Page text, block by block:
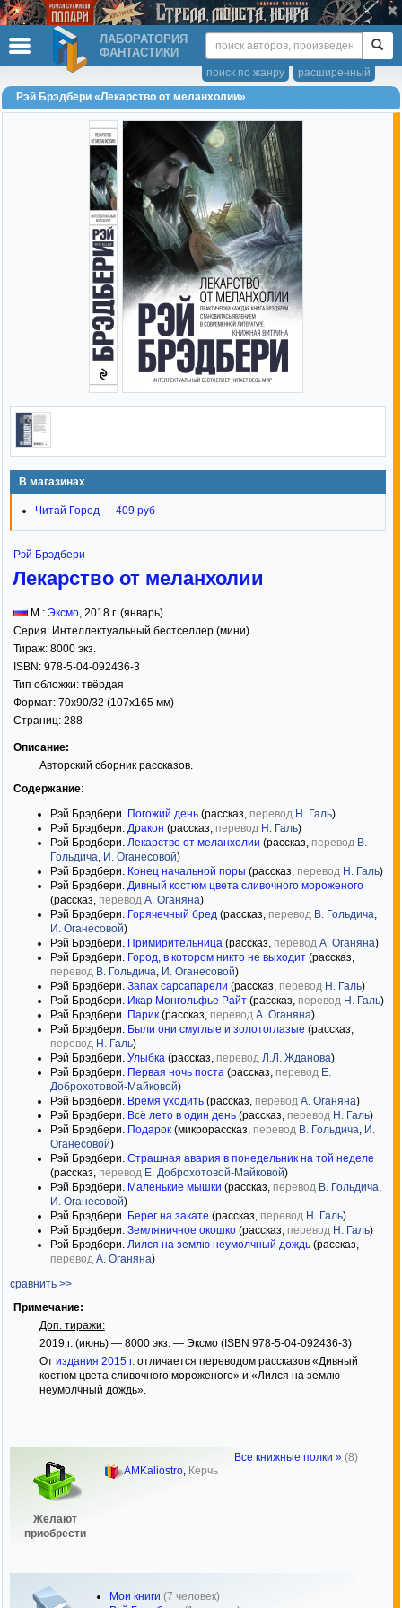
ЛАБОРАТОРИЯ
ФАНТАСТИКИ
расширенный
поиск по жанру
Рэй Брэдбери «Лекарство от меланхолии»
В магазинах
Читай Город — 409 руб
Рэй Брэдбери
Лекарство от меланхолии
М.: Эксмо 2018 г. (январь)
Серия: Интеллектуальный бестселлер (мини)
Тираж: 8000 экз.
ISBN: 978-5-04-092436-3
Тип обложки: твёрдая
Формат: 70x90/32 (107x165 мм)
Страниц: 288
Описание:
Авторский сборник рассказов.
Содержание:
Рэй Брэдбери. Погожий день (рассказ, перевод Н. Галь)
Рэй Брэдбери. Дракон (рассказ, перевод Н. Галь)
Рэй Брэдбери. Лекарство от меланхолии (рассказ, перевод В.
Гольдича И. Оганесовой)
Рэй Брэдбери. Конец начальной поры (рассказ, перевод Н. Галь)
Рэй Брэдбери. Дивный костюм цвета сливочного мороженого
(рассказ, перевод А. Оганяна)
Рэй Брэдбери. Горячечный бред (рассказ, перевод В. Гольдича
И. Оганесовой)
Рэй Брэдбери. Примирительница (рассказ, перевод А. Оганяна)
Рэй Брэдбери. Город, в котором никто не выходит (рассказ,
перевод В. Гольдича И. Оганесовой)
Рэй Брэдбери. Запах сарсапарели (рассказ, перевод Н. Галь)
Рэй Брэдбери. Икар Монгольфье Райт (рассказ, перевод Н. Галь)
Рэй Брэдбери. Парик (рассказ, перевод А. Оганяна)
Рэй Брэдбери. Были они смуглые и золотоглазые (рассказ,
перевод Н. Галь)
Рэй Брэдбери. Улыбка (рассказ, перевод Л.Л. Жданова)
Рэй Брэдбери. Первая ночь поста (рассказ, перевод Е.
Доброхотовой-Майковой)
Рэй Брэдбери. Время уходить (рассказ, перевод А. Оганяна)
Рэй Брэдбери. Всё лето в один день (рассказ, перевод Н. Галь)
Рэй Брэдбери. Подарок (микрорассказ, перевод В. Гольдича И.
Оганесовой)
Рэй Брэдбери. Страшная авария в понедельник на той неделе
(рассказ, перевод Е. Доброхотовой-Майковой)
Рэй Брэдбери. Маленькие мышки (рассказ, перевод В. Гольдича
И. Оганесовой)
Рэй Брэдбери. Берег на закате (рассказ, перевод Н. Галь)
Рэй Брэдбери. Земляничное окошко (рассказ, перевод Н. Галь)
Рэй Брэдбери. Лился на землю неумолчный дождь (рассказ,
перевод А. Оганяна)
сравнить >>
Примечание:
Доп. тиражи:
2019 г. (июнь) — 8000 экз. — Эксмо (ISBN 978-5-04-092436-3)
От издания 2015 г. отличается переводом рассказов «Дивный
костюм цвета сливочного мороженого» и «Лился на землю
неумолчный дождь».
Желают
приобрести
AMKaliostro, Керчь
Мои книги (7 человек)
Все книжные полки » (8)